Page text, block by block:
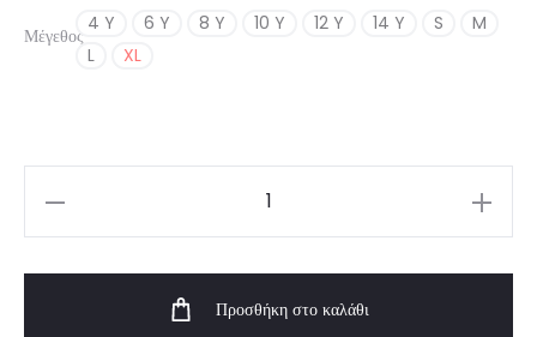
Μέγεθος
4 Y 6 Y 8 Y 10 Y 12 Y 14 Y S
M
L
XL
Προσθήκη στο καλάθι